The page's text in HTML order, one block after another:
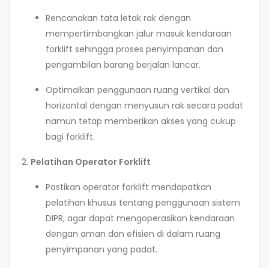
Rencanakan tata letak rak dengan
mempertimbangkan jalur masuk kendaraan
forklift sehingga proses penyimpanan dan
pengambilan barang berjalan lancar.
Optimalkan penggunaan ruang vertikal dan
horizontal dengan menyusun rak secara padat
namun tetap memberikan akses yang cukup
bagi forklift.
2. Pelatihan Operator Forklift
Pastikan operator forklift mendapatkan
pelatihan khusus tentang penggunaan sistem
DIPR, agar dapat mengoperasikan kendaraan
dengan aman dan efisien di dalam ruang
penyimpanan yang padat.